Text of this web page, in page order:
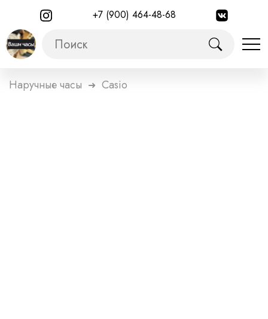
+7 (900) 464-48-68
Наручные часы ➜ Casio